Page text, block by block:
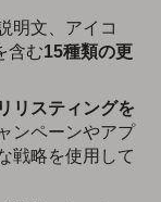
明文、アイコ
含む15種類の更
リスティングを
ンペーンやアプ
戦略を使用して